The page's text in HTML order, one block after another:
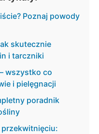
Poznaj powody
skutecznie
i tarczniki
wszystko co
i pielęgnacji
poradnik